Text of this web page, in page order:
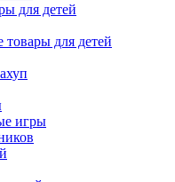
для детей
для детей
игры